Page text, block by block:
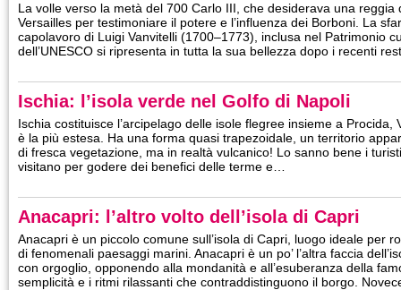
La volle verso la metà del 700 Carlo III, che desiderava una
Versailles per testimoniare il potere e l’influenza dei Borboni. La
capolavoro di Luigi Vanvitelli (1700–1773), inclusa nel Patrimonio
dell’UNESCO si ripresenta in tutta la sua bellezza dopo i recenti
Ischia: l’isola verde nel Golfo di Napoli
Ischia costituisce l’arcipelago delle isole flegree insieme a
è la più estesa. Ha una forma quasi trapezoidale, un territorio
di fresca vegetazione, ma in realtà vulcanico! Lo sanno bene i
visitano per godere dei benefici delle terme e…
Anacapri: l’altro volto dell’isola di Capri
Anacapri è un piccolo comune sull’isola di Capri, luogo ideale per
di fenomenali paesaggi marini. Anacapri è un po’ l’altra faccia
con orgoglio, opponendo alla mondanità e all’esuberanza della
semplicità e i ritmi rilassanti che contraddistinguono il borgo.